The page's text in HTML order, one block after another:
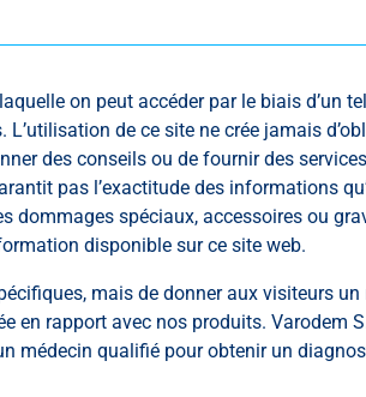
on peut accéder par le biais d’un
de ce site ne crée jamais
des conseils ou de fournir des
pas l’exactitude des informations
spéciaux, accessoires ou
disponible sur ce site web.
mais de donner aux visiteurs
en rapport avec nos produits. Varodem
médecin qualifié pour obtenir un